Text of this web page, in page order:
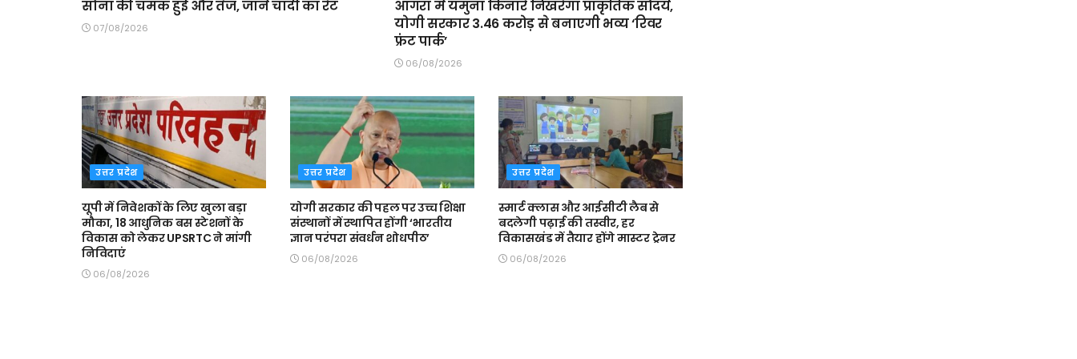
सोना की चमक हुई और तेज, जानें चांदी का रेट
07/08/2026
आगरा में यमुना किनारे निखरेगा प्राकृतिक सौंदर्य,
योगी सरकार 3.46 करोड़ से बनाएगी भव्य ‘रिवर
फ्रंट पार्क’
06/08/2026
उत्तर प्रदेश
यूपी में निवेशकों के लिए खुला बड़ा
मौका, 18 आधुनिक बस स्टेशनों के
विकास को लेकर UPSRTC ने मांगी
निविदाएं
06/08/2026
उत्तर प्रदेश
योगी सरकार की पहल पर उच्च शिक्षा
संस्थानों में स्थापित होंगी ‘भारतीय
ज्ञान परंपरा संवर्धन शोधपीठ’
06/08/2026
उत्तर प्रदेश
स्मार्ट क्लास और आईसीटी लैब से
बदलेगी पढ़ाई की तस्वीर, हर
विकासखंड में तैयार होंगे मास्टर ट्रेनर
06/08/2026